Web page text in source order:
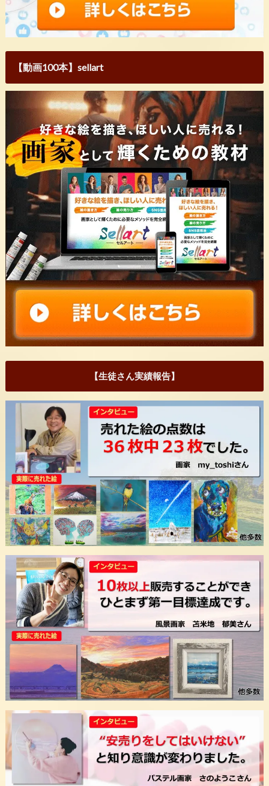
【動画100本】sellart
【生徒さん実績報告】